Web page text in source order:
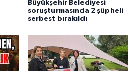
Büyükşehir Belediyesi
soruşturmasında 2 şüpheli
serbest bırakıldı